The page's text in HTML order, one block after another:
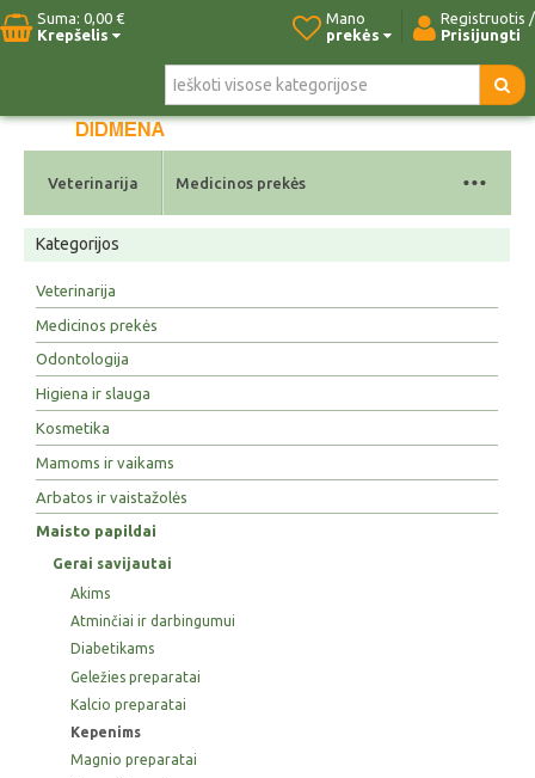
Suma: 0,00 €
Krepšelis
Registruotis /
Prisijungti
Mano
prekės
Pradžia Naujos prekės Kontaktai
Veterinarija Medicinos prekės ...
Kategorijos
Veterinarija
Medicinos prekės
Odontologija
Higiena ir slauga
Kosmetika
Mamoms ir vaikams
Arbatos ir vaistažolės
Maisto papildai
Gerai savijautai
Akims
Atminčiai ir darbingumui
Diabetikams
Geležies preparatai
Kalcio preparatai
Kepenims
Magnio preparatai